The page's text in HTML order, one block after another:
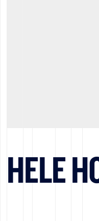
HELE